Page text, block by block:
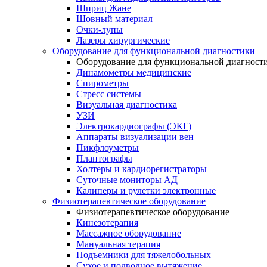
Шприц Жане
Шовный материал
Очки-лупы
Лазеры хирургические
Оборудование для функциональной диагностики
Оборудование для функциональной
Динамометры медицинские
Спирометры
Стресс системы
Визуальная диагностика
УЗИ
Электрокардиографы (ЭКГ)
Аппараты визуализации вен
Пикфлоуметры
Плантографы
Холтеры и кардиорегистраторы
Суточные мониторы АД
Калиперы и рулетки электронные
Физиотерапевтическое оборудование
Физиотерапевтическое оборудование
Кинезотерапия
Массажное оборудование
Мануальная терапия
Подъемники для тяжелобольных